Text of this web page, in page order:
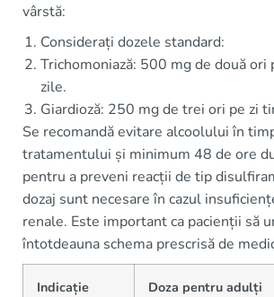
vârstă:
Considerați dozele standard:
Trichomoniază: 500 mg de două ori
zile.
Giardioză: 250 mg de trei ori pe zi
Se recomandă evitare alcoolului în
tratamentului și minimum 48 de ore
pentru a preveni reacții de tip
dozaj sunt necesare în cazul
renale. Este important ca pacienții să
întotdeauna schema prescrisă de
Indicație Doza pentru adulți